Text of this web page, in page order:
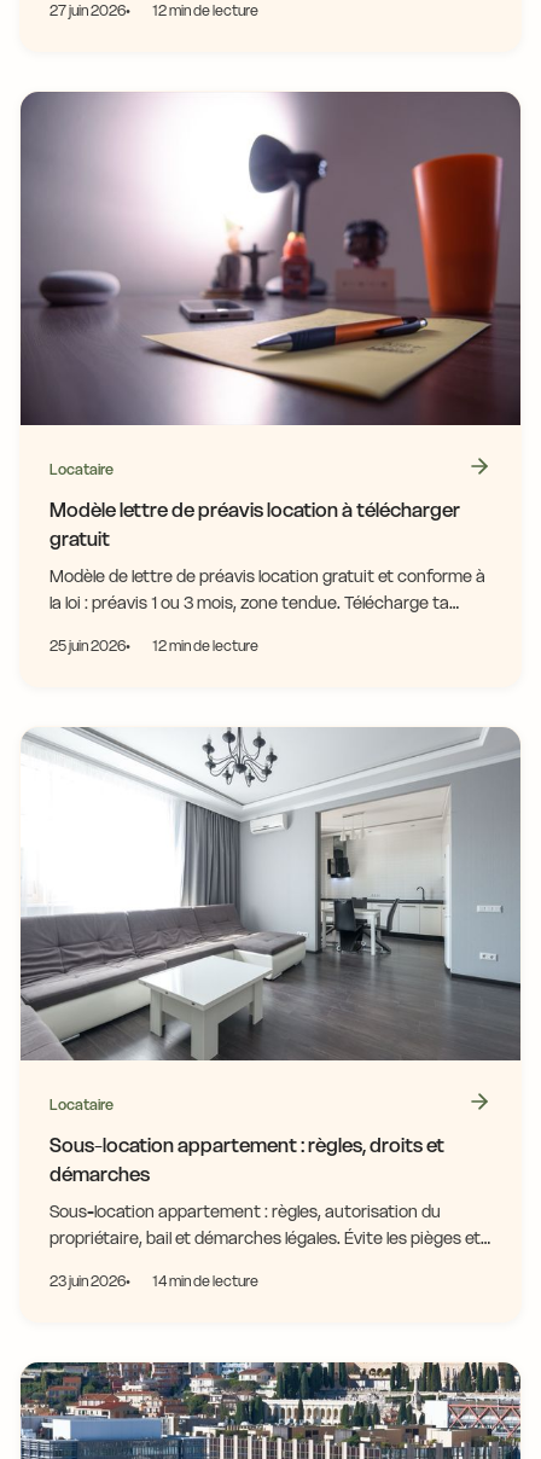
27 juin 2026 12 min de lecture
Locataire
Modèle lettre de préavis location à télécharger
gratuit
Modèle de lettre de préavis location gratuit et conforme à
la loi : préavis 1 ou 3 mois, zone tendue. Télécharge ta
25 juin 2026 12 min de lecture
Locataire
Sous-location appartement : règles, droits et
démarches
Sous-location appartement : règles, autorisation du
propriétaire, bail et démarches légales. Évite les pièges et
23 juin 2026 14 min de lecture